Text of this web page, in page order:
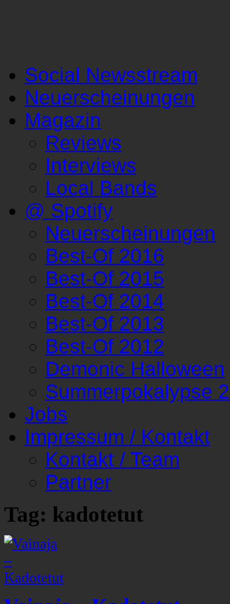
Social Newsstream
Neuerscheinungen
Magazin
Reviews
Interviews
Local Bands
@ Spotify
Neuerscheinungen
Best-Of 2016
Best-Of 2015
Best-Of 2014
Best-Of 2013
Best-Of 2012
Demonic Halloween
Summerpokalypse
Jobs
Impressum / Kontakt
Kontakt / Team
Partner
Tag: kadotetut